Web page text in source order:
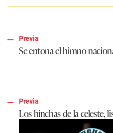
Previa
Se entona el himno
Previa
Los hinchas de la celeste,